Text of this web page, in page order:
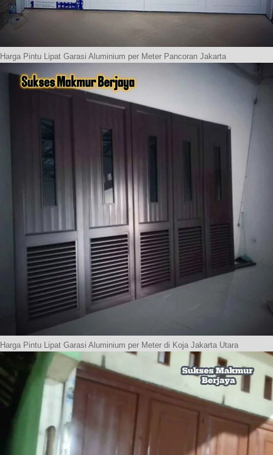
Harga Pintu Lipat Garasi Aluminium per Meter Pancoran Jakarta
Harga Pintu Lipat Garasi Aluminium per Meter di Koja Jakarta Utara